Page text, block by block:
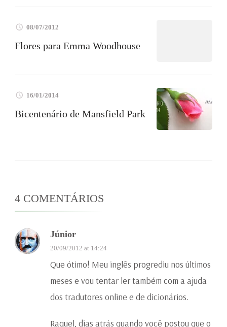
08/07/2012
Flores para Emma Woodhouse
16/01/2014
Bicentenário de Mansfield Park
4 COMENTÁRIOS
Júnior
20/09/2012 at 14:24
Que ótimo! Meu inglês progrediu nos últimos
meses e vou tentar ler também com a ajuda
dos tradutores online e de dicionários.
Raquel, dias atrás quando você postou que o